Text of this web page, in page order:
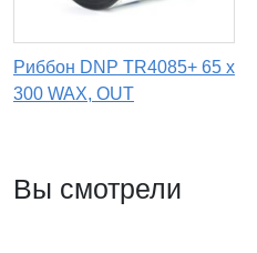
Риббон DNP TR4085+ 65 x
300 WAX, OUT
Вы смотрели